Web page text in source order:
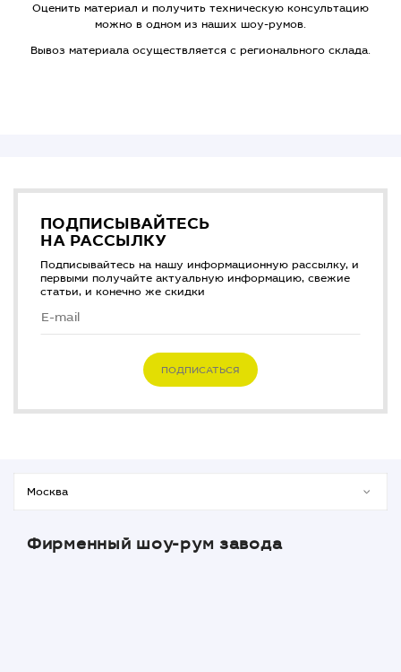
Оценить материал и получить техническую консультацию
можно в одном из наших шоу-румов.
Вывоз материала осуществляется с регионального склада.
ПОДПИСЫВАЙТЕСЬ
НА РАССЫЛКУ
Подписывайтесь на нашу информационную рассылку, и
первыми получайте актуальную информацию, свежие
статьи, и конечно же скидки
ПОДПИСАТЬСЯ
Фирменный шоу-рум завода